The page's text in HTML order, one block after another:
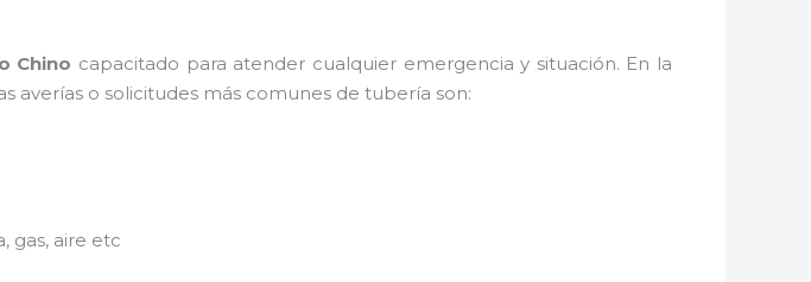
Chino capacitado para atender cualquier emergencia y situación. En la
averías o solicitudes más comunes de tubería son:
gas, aire etc